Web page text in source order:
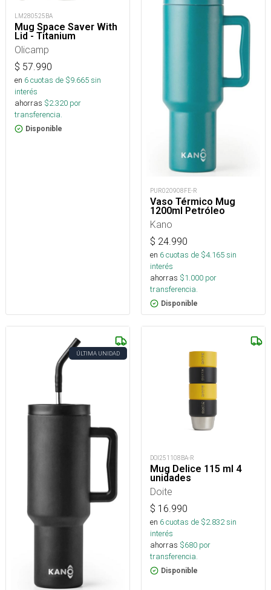
LM280525BA
Mug Space Saver With
Lid - Titanium
Olicamp
$ 57.990
en 6cuotas de $9.665sin
interés
ahorras $2.320 por
transferencia.
Disponible
PUR020908FE-R
Vaso Térmico Mug
1200ml Petróleo
Kano
$ 24.990
en 6cuotas de $4.165sin
interés
ahorras $1.000 por
transferencia.
Disponible
ÚLTIMA UNIDAD
DOI251108BA-R
Mug Delice 115 ml 4
unidades
Doite
$ 16.990
en 6cuotas de $2.832sin
interés
ahorras $680 por
transferencia.
Disponible